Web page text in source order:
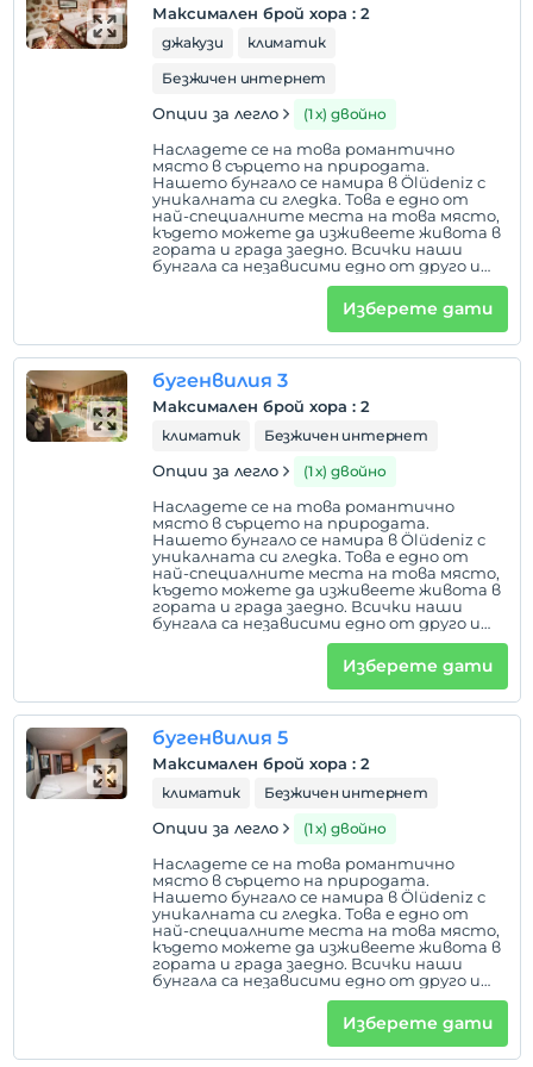
сте преплетени с природата.
Максимален брой хора : 2
джакузи
климатик
Безжичен интернет
Опции за легло (1 х) двойно
Насладете се на това романтично
място в сърцето на природата.
Нашето бунгало се намира в Ölüdeniz с
уникалната си гледка. Това е едно от
най-специалните места на това място,
където можете да изживеете живота в
гората и града заедно. Всички наши
бунгала са независими едно от друго и
всяко от тях има градински порти,
които се отварят към независима
горска пътека. Той е в самата
централна точка, където можете да
станете сутрин и да отидете до
предпочитане пеша до Ölüdeniz, докато
сте преплетени с природата.
Изберете дати
бугенвилия 3
Максимален брой хора : 2
климатик Безжичен интернет
Опции за легло (1 х) двойно
Насладете се на това романтично
място в сърцето на природата.
Нашето бунгало се намира в Ölüdeniz с
уникалната си гледка. Това е едно от
най-специалните места на това място,
където можете да изживеете живота в
гората и града заедно. Всички наши
бунгала са независими едно от друго и
всяко от тях има градински порти,
които се отварят към независима
горска пътека. Той е в самата
централна точка, където можете да
станете сутрин и да отидете до
предпочитане пеша до Ölüdeniz, докато
сте преплетени с природата.
Изберете дати
бугенвилия 5
Максимален брой хора : 2
климатик Безжичен интернет
Опции за легло (1 х) двойно
Насладете се на това романтично
място в сърцето на природата.
Нашето бунгало се намира в Ölüdeniz с
уникалната си гледка. Това е едно от
най-специалните места на това място,
където можете да изживеете живота в
гората и града заедно. Всички наши
бунгала са независими едно от друго и
всяко от тях има градински порти,
които се отварят към независима
горска пътека. Той е в самата
централна точка, където можете да
Изберете дати